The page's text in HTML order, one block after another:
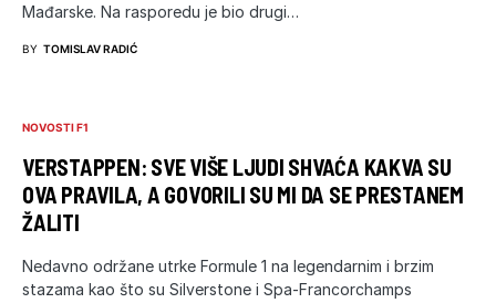
Mađarske. Na rasporedu je bio drugi…
BY TOMISLAV RADIĆ
NOVOSTI F1
VERSTAPPEN: SVE VIŠE LJUDI SHVAĆA KAKVA SU
OVA PRAVILA, A GOVORILI SU MI DA SE PRESTANEM
ŽALITI
Nedavno održane utrke Formule 1 na legendarnim i brzim
stazama kao što su Silverstone i Spa-Francorchamps